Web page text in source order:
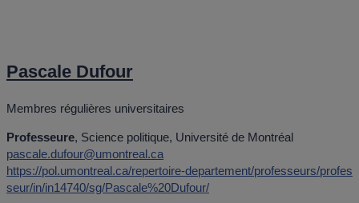
Pascale Dufour
Membres régulières universitaires
Professeure, Science politique, Université de Montréal
pascale.dufour@umontreal.ca
https://pol.umontreal.ca/repertoire-departement/professeurs/profes
seur/in/in14740/sg/Pascale%20Dufour/